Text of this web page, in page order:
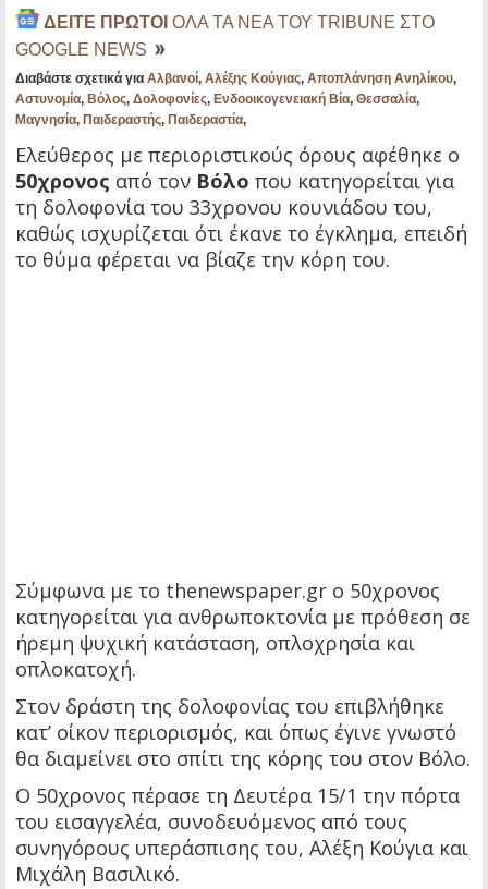
ΔΕΙΤΕ ΠΡΩΤΟΙ ΟΛΑ ΤΑ ΝΕΑ ΤΟΥ TRIBUNE ΣΤΟ
GOOGLE NEWS
Διαβάστε σχετικά για Αλβανοί, Αλέξης Κούγιας, Αποπλάνηση Ανηλίκου,
Αστυνομία, Βόλος, Δολοφονίες, Ενδοοικογενειακή Βία, Θεσσαλία,
Μαγνησία, Παιδεραστής, Παιδεραστία,
Ελεύθερος με περιοριστικούς όρους αφέθηκε ο
50χρονος από τον Βόλο που κατηγορείται για
τη δολοφονία του 33χρονου κουνιάδου του,
καθώς ισχυρίζεται ότι έκανε το έγκλημα, επειδή
το θύμα φέρεται να βίαζε την κόρη του.
Σύμφωνα με το thenewspaper.gr ο 50χρονος
κατηγορείται για ανθρωποκτονία με πρόθεση σε
ήρεμη ψυχική κατάσταση, οπλοχρησία και
οπλοκατοχή.
Στον δράστη της δολοφονίας του επιβλήθηκε
κατ’ οίκον περιορισμός, και όπως έγινε γνωστό
θα διαμείνει στο σπίτι της κόρης του στον Βόλο.
Ο 50χρονος πέρασε τη Δευτέρα 15/1 την πόρτα
του εισαγγελέα, συνοδευόμενος από τους
συνηγόρους υπεράσπισης του, Αλέξη Κούγια και
Μιχάλη Βασιλικό.